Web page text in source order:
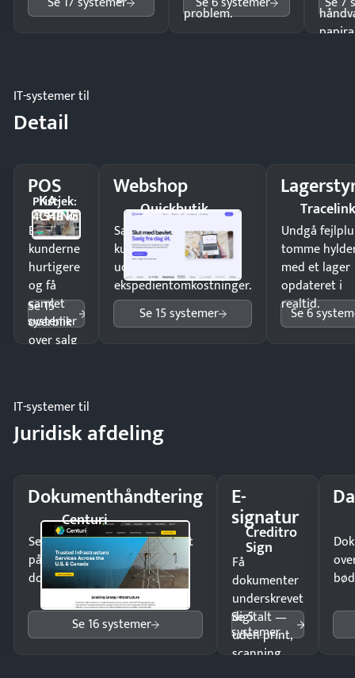
problem.
IT-systemer til
Detail
POS
KA-
CHING
Pristjek:
4.548 kr
Ekspedér
kunderne
hurtigere
og få
samlet
overblik
over salg
Se 15
systemer
Webshop
Quickbutik
Sælg produkter 24/7 til
kunder i hele landet
uden
ekspedientomkostninger.
Se 15 systemer
Undgå
tomme
med et lager
opdateret i
realtid.
Se 6
IT-systemer til
Juridisk afdeling
Dokumenthåndtering
Centuri
Send kontrakter til underskrift
på minutter og mist ingen
dokumenter.
Se 16 systemer
E-
signatur
Creditro
Sign
Få
dokumenter
underskrevet
digitalt —
uden print,
scanning
Se 5
systemer